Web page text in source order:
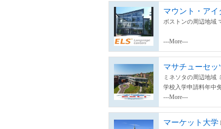
マウント・ア
ボストンの周辺地域
---More---
マサチューセ
ミネソタの周辺地域
学校入学申請料年中
---More---
マーケット大学